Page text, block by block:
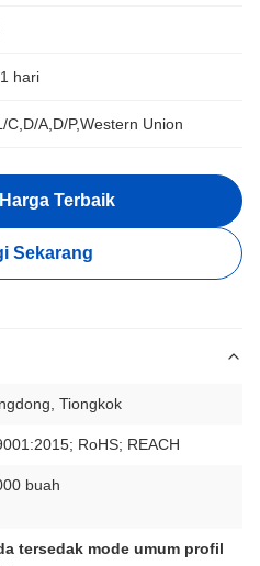
hari
C,D/A,D/P,Western Union
Terbaik
Sekarang
Tiongkok
RoHS; REACH
buah
tersedak mode umum profil